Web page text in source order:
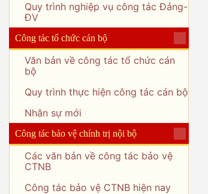
Quy trình nghiệp vụ công tác Đảng-
ĐV
Công tác tổ chức cán bộ
Văn bản về công tác tổ chức cán
bộ
Quy trình thực hiện công tác cán bộ
Nhân sự mới
Công tác bảo vệ chính trị nội bộ
Các văn bản về công tác bảo vệ
CTNB
Công tác bảo vệ CTNB hiện nay